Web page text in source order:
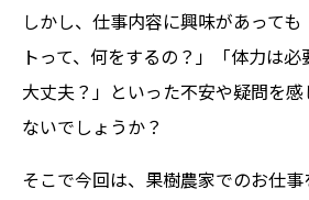
しかし、仕事内容に興味があって
トって、何をするの？」「体力は
大丈夫？」といった不安や疑問を
ないでしょうか？
そこで今回は、果樹農家でのお仕